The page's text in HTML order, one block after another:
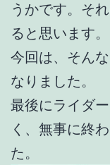
うかです。そ
ると思います。
今回は、そん
なりました。
最後にライダ
く、無事に終
た。